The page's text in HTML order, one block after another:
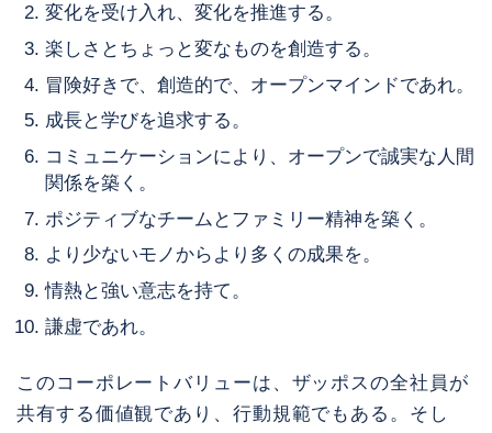
変化を受け入れ、変化を推進する。
楽しさとちょっと変なものを創造する。
冒険好きで、創造的で、オープンマインドであれ。
成長と学びを追求する。
コミュニケーションにより、オープンで誠実な人間
関係を築く。
ポジティブなチームとファミリー精神を築く。
より少ないモノからより多くの成果を。
情熱と強い意志を持て。
謙虚であれ。
このコーポレートバリューは、ザッポスの全社員が
共有する価値観であり、行動規範でもある。そし